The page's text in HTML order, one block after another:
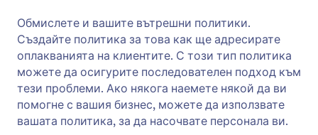
Обмислете и вашите вътрешни политики.
Създайте политика за това как ще адресирате
оплакванията на клиентите. С този тип политика
можете да осигурите последователен подход към
тези проблеми. Ако някога наемете някой да ви
помогне с вашия бизнес, можете да използвате
вашата политика, за да насочвате персонала ви.